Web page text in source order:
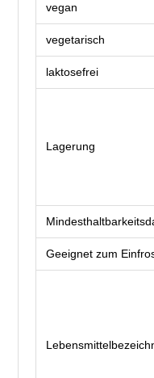
vegan
vegetarisch
laktosefrei
Lagerung
Geeignet zum